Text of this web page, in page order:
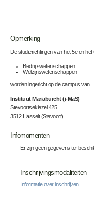
Opmerking
De studierichtingen van het 5e en
Bedrijfswetenschappen
Welzijnswetenschappen
worden ingericht op de campus van
Instituut Mariaburcht (i-MaS)
Stevoortsekiezel 425
3512 Hasselt (Stevoort)
Infomomenten
Er zijn geen gegevens ter
Inschrijvingsmodaliteiten
Informatie over inschrijven